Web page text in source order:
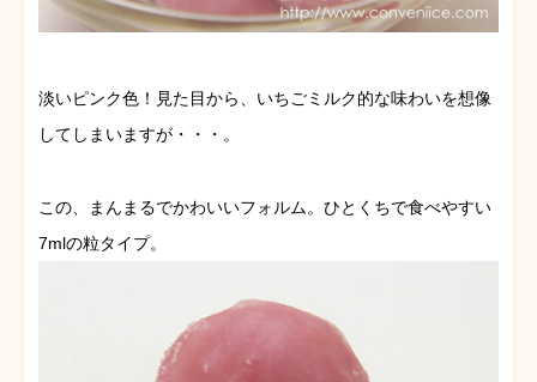
淡いピンク色！見た目から、いちごミルク的な味わいを想像
してしまいますが・・・。
この、まんまるでかわいいフォルム。ひとくちで食べやすい
7mlの粒タイプ。